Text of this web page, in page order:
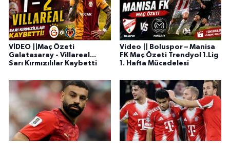
VİDEO ||Maç Özeti
Galatasaray - Villareal...
Sarı Kırmızılılar Kaybetti
Video || Boluspor – Manisa
FK Maç Özeti Trendyol 1.Lig
1. Hafta Mücadelesi